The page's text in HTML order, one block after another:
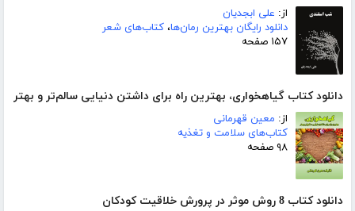
از: علی ابجدیان
دانلود رایگان بهترین رمان‌ها، کتاب‌های شعر
۱۵۷ صفحه
دانلود کتاب گیاهخواری، بهترین راه برای داشتن دنیایی سالم‌تر و بهتر
از: معین قهرمانی
کتاب‌های سلامت و تغذیه
۹۸ صفحه
دانلود کتاب 8 روش موثر در پرورش خلاقیت کودکان